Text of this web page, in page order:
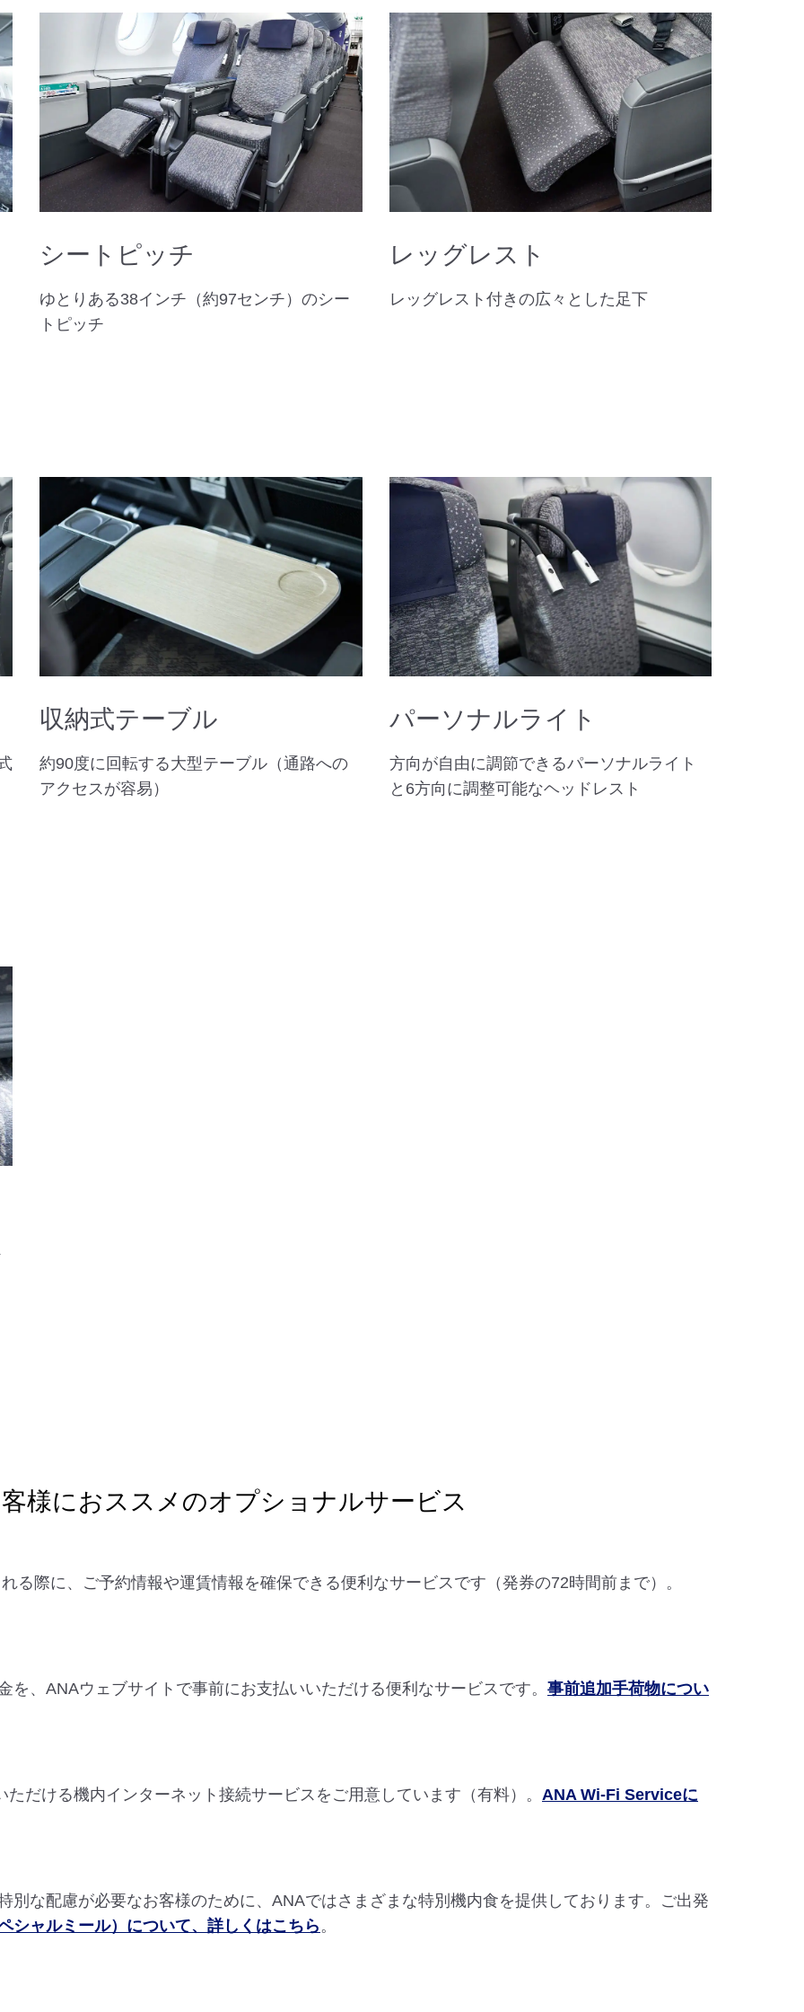
シートピッチ
ゆとりある38インチ（約97センチ）のシー
トピッチ
レッグレスト
レッグレスト付きの広々とした足下
収納式テーブル
約90度に回転する大型テーブル（通路への
アクセスが容易）
パーソナルライト
方向が自由に調節できるパーソナルライト
と6方向に調整可能なヘッドレスト
様におススメのオプショナルサービス
る際に、ご予約情報や運賃情報を確保できる便利なサービスです（発券の72時間前まで）。
、ANAウェブサイトで事前にお支払いいただける便利なサービスです。 事前追加手荷物につい
だける機内インターネット接続サービスをご用意しています（有料）。 ANA Wi-Fi Serviceに
別な配慮が必要なお客様のために、ANAではさまざまな特別機内食を提供しております。ご出発
シャルミール）について、詳しくはこちら。